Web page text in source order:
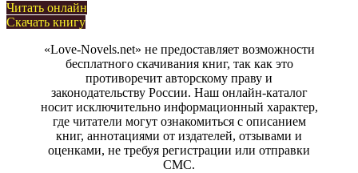
Читать онлайн
Скачать книгу
«Love-Novels.net» не предоставляет возможности
бесплатного скачивания книг, так как это
противоречит авторскому праву и
законодательству России. Наш онлайн-каталог
носит исключительно информационный характер,
где читатели могут ознакомиться с описанием
книг, аннотациями от издателей, отзывами и
оценками, не требуя регистрации или отправки
СМС.